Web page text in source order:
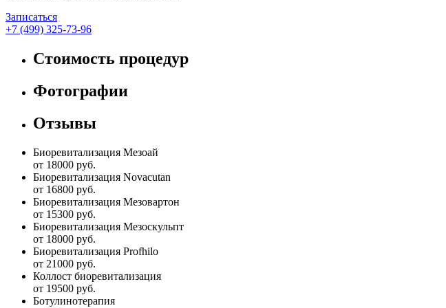
Записаться
+7 (499) 325-73-96
Стоимость процедур
Фотографии
Отзывы
Биоревитализация Мезоай
от 18000 руб.
Биоревитализация Novacutan
от 16800 руб.
Биоревитализация Мезовартон
от 15300 руб.
Биоревитализация Мезоскульпт
от 18000 руб.
Биоревитализация Profhilo
от 21000 руб.
Коллост биоревитализация
от 19500 руб.
Ботулинотерапия